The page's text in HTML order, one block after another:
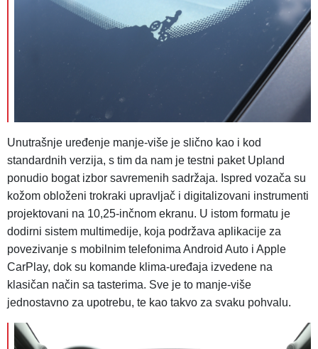
Unutrašnje uređenje manje-više je slično kao i kod
standardnih verzija, s tim da nam je testni paket Upland
ponudio bogat izbor savremenih sadržaja. Ispred vozača su
kožom obloženi trokraki upravljač i digitalizovani instrumenti
projektovani na 10,25-inčnom ekranu. U istom formatu je
dodirni sistem multimedije, koja podržava aplikacije za
povezivanje s mobilnim telefonima Android Auto i Apple
CarPlay, dok su komande klima-uređaja izvedene na
klasičan način sa tasterima. Sve je to manje-više
jednostavno za upotrebu, te kao takvo za svaku pohvalu.